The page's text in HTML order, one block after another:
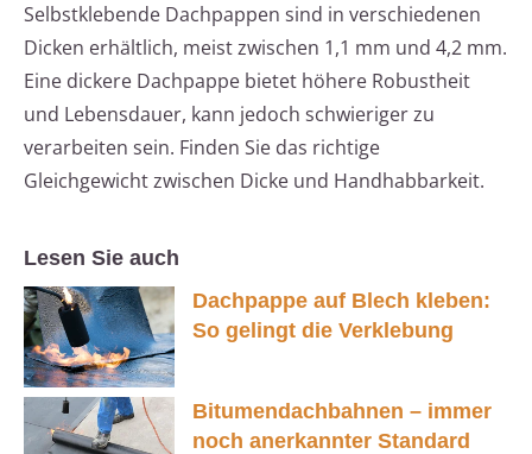
Selbstklebende Dachpappen sind in verschiedenen
Dicken erhältlich, meist zwischen 1,1 mm und 4,2 mm.
Eine dickere Dachpappe bietet höhere Robustheit
und Lebensdauer, kann jedoch schwieriger zu
verarbeiten sein. Finden Sie das richtige
Gleichgewicht zwischen Dicke und Handhabbarkeit.
Lesen Sie auch
Dachpappe auf Blech kleben:
So gelingt die Verklebung
Bitumendachbahnen – immer
noch anerkannter Standard